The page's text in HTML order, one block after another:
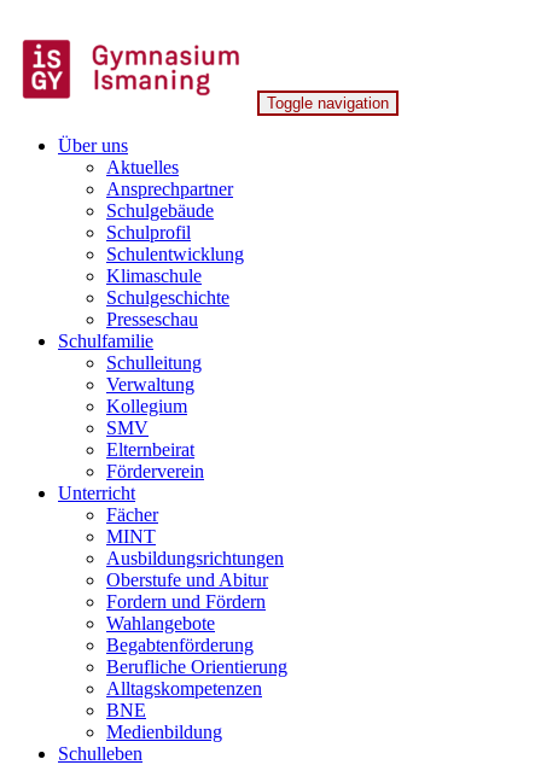
to
content
Gymnasium Ismaning
Toggle navigation
Über uns
Aktuelles
Ansprechpartner
Schulgebäude
Schulprofil
Schulentwicklung
Klimaschule
Schulgeschichte
Presseschau
Schulfamilie
Schulleitung
Verwaltung
Kollegium
SMV
Elternbeirat
Förderverein
Unterricht
Fächer
MINT
Ausbildungsrichtungen
Oberstufe und Abitur
Fordern und Fördern
Wahlangebote
Begabtenförderung
Berufliche Orientierung
Alltagskompetenzen
BNE
Medienbildung
Schulleben